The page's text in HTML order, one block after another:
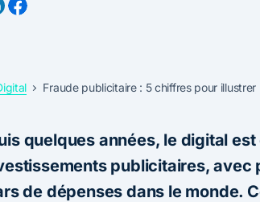
Fraude publicitaire : 5 chiffres pour illustrer
quelques années, le digital
publicitaires, avec
de dépenses dans le monde.